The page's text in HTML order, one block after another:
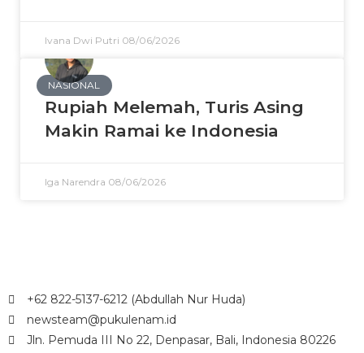
Ivana Dwi Putri 08/06/2026
NASIONAL
Rupiah Melemah, Turis Asing
Makin Ramai ke Indonesia
Iga Narendra 08/06/2026
+62 822-5137-6212 (Abdullah Nur Huda)
newsteam@pukulenam.id
Jln. Pemuda III No 22, Denpasar, Bali, Indonesia 80226